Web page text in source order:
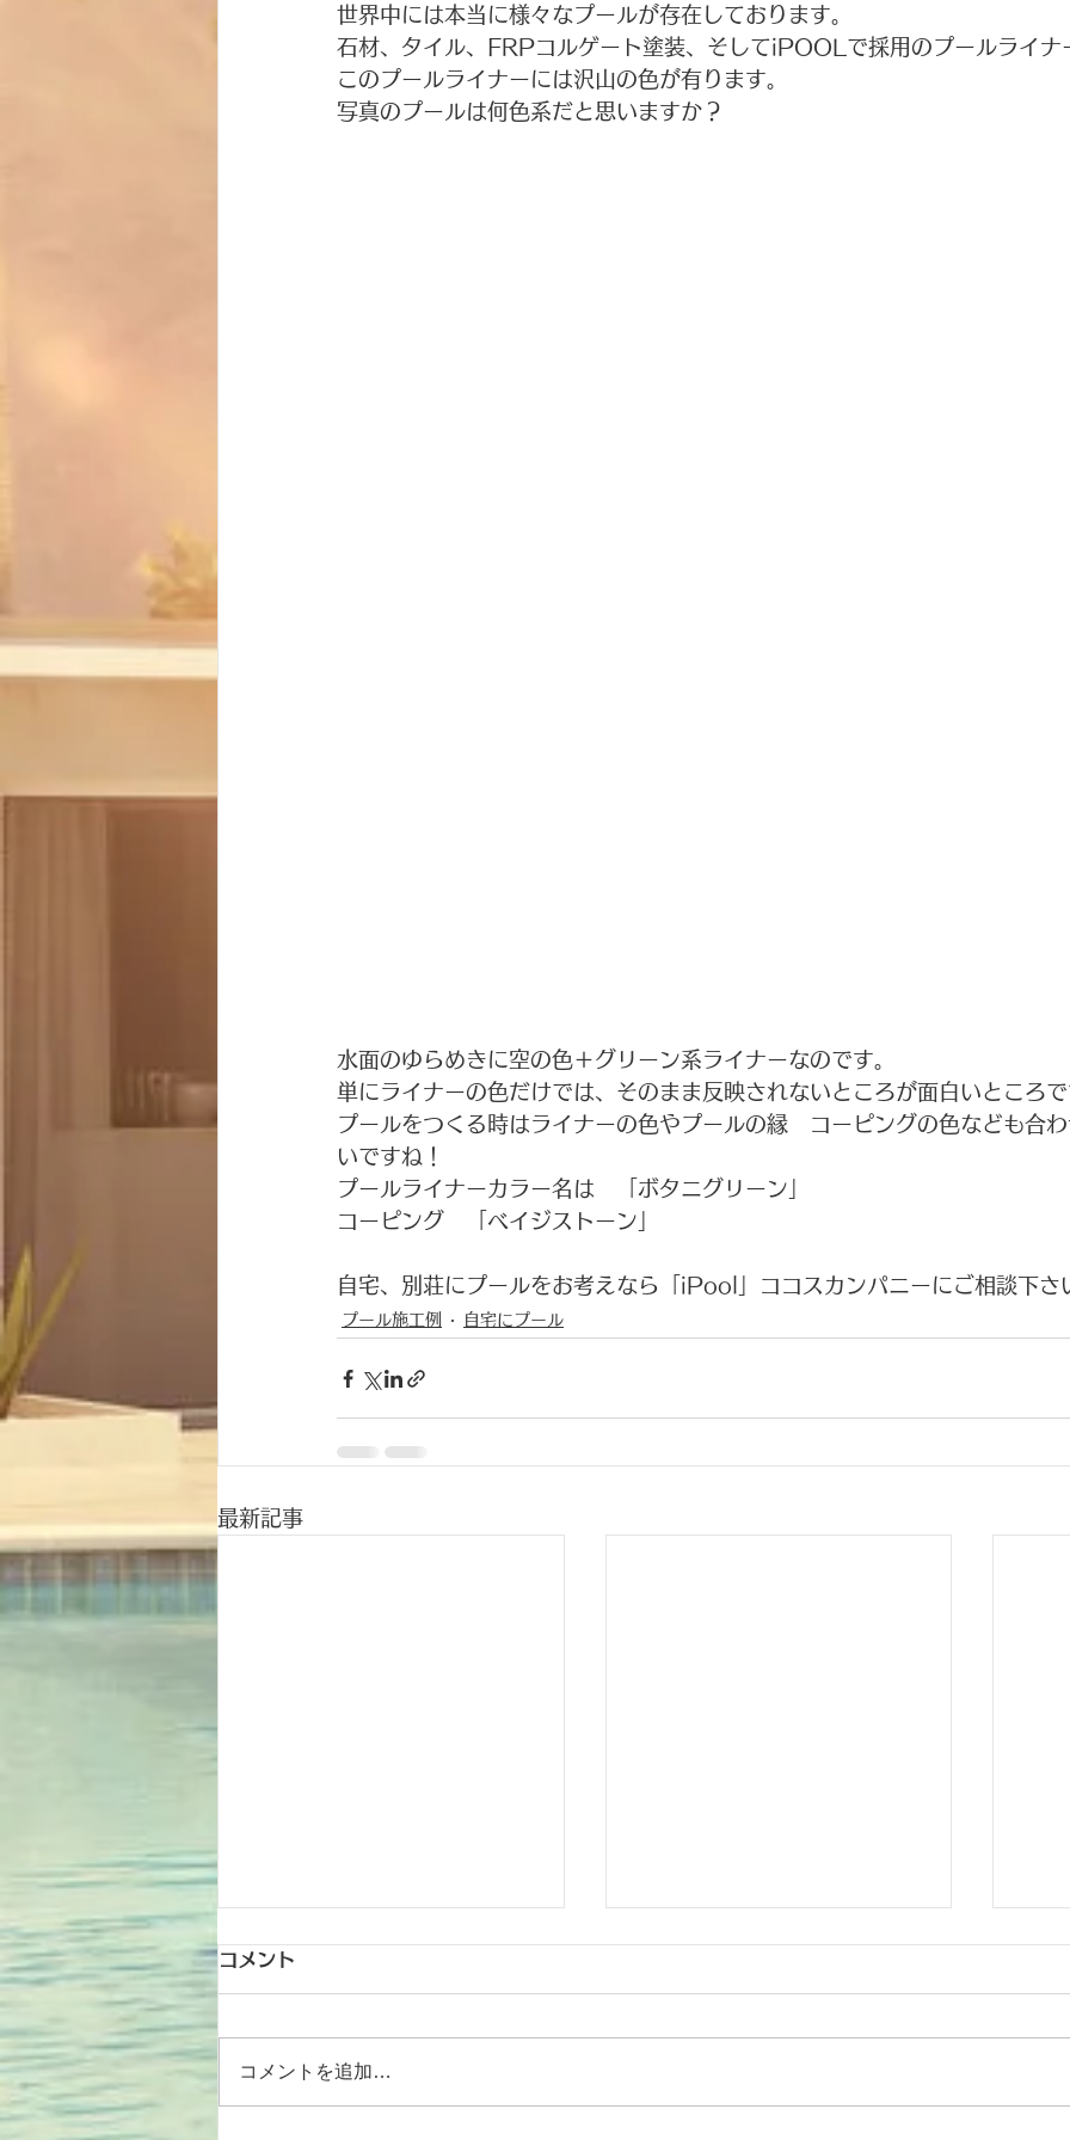
世界中には本当に様々なプールが存在しております。
石材、タイル、FRPコルゲート塗装、そしてiPOOLで採用のプールライナ
このプールライナーには沢山の色が有ります。
写真のプールは何色系だと思いますか？
水面のゆらめきに空の色＋グリーン系ライナーなのです。
単にライナーの色だけでは、そのまま反映されないところが面白いところ
プールをつくる時はライナーの色やプールの縁　コーピングの色なども合
いですね！
プールライナーカラー名は　「ボタニグリーン」
コーピング　「ベイジストーン」
自宅、別荘にプールをお考えなら「iPool」ココスカンパニーにご相談下さ
プール施工例 自宅にプール
最新記事
コメント
コメントを追加…